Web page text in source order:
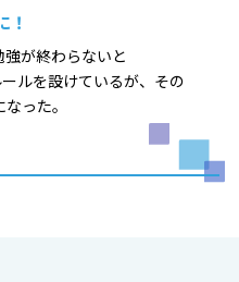
！
が終わらないと
ルを設けているが、その
った。